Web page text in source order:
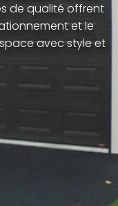
de qualité offrent
et le
avec style et